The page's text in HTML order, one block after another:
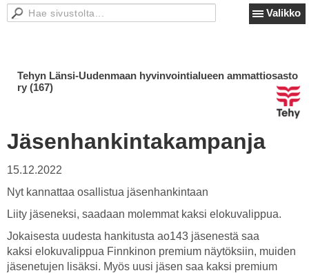
Valikko
Tehyn Länsi-Uudenmaan hyvinvointialueen ammattiosasto
ry (167)
Jäsenhankintakampanja
15.12.2022
Nyt kannattaa osallistua jäsenhankintaan
Liity jäseneksi, saadaan molemmat kaksi elokuvalippua.
Jokaisesta uudesta hankitusta ao143 jäsenestä saa
kaksi elokuvalippua Finnkinon premium näytöksiin, muiden
jäsenetujen lisäksi. Myös uusi jäsen saa kaksi premium